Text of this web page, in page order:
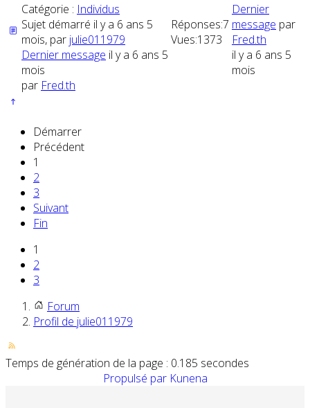
Catégorie : Individus
Sujet démarré il y a 6 ans 5
mois, par julie011979
Dernier message il y a 6 ans 5
mois
par Fred.th
Réponses:7
Vues:1373
Dernier
message par
Fred.th
il y a 6 ans 5
mois
Démarrer
Précédent
1
2
3
Suivant
Fin
1
2
3
Forum
Profil de julie011979
Temps de génération de la page : 0.185 secondes
Propulsé par Kunena